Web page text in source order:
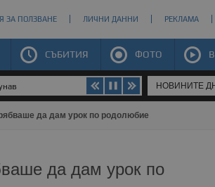
ЗА ПОЛЗВАНЕ ЛИЧНИ ДАННИ РЕКЛАМА
СЪБИТИЯ ФОТО
НОВИНИТЕ
да дам урок по родолюбие
да дам урок по